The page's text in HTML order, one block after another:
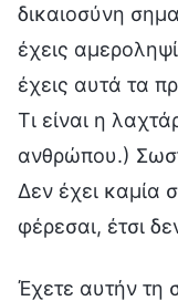
δικαιοσύνη
έχεις
έχεις αυτά τα
Τι είναι η
ανθρώπου.)
Δεν έχει καμία
φέρεσαι, έτσι
Έχετε αυτήν τη